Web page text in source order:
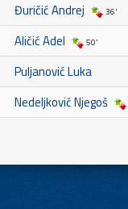
Đuričić Andrej 36'
Aličić Adel 50'
Puljanović Luka
Nedeljković Njegoš